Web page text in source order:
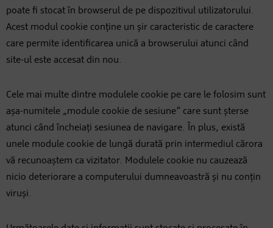
poate fi stocat în browserul de pe dispozitivul utilizatorului.
Acest modul cookie conține un șir caracteristic de caractere
care permite identificarea unică a browserului atunci când
site-ul este accesat din nou.
Cele mai multe dintre modulele cookie pe care le folosim sunt
așa-numitele „module cookie de sesiune” care sunt șterse
atunci când încheiați sesiunea de navigare. În plus, există
unele module cookie de lungă durată prin intermediul cărora
vă recunoaștem ca vizitator. Modulele cookie nu cauzează
nicio deteriorare a computerului dumneavoastră și nu conțin
viruși.